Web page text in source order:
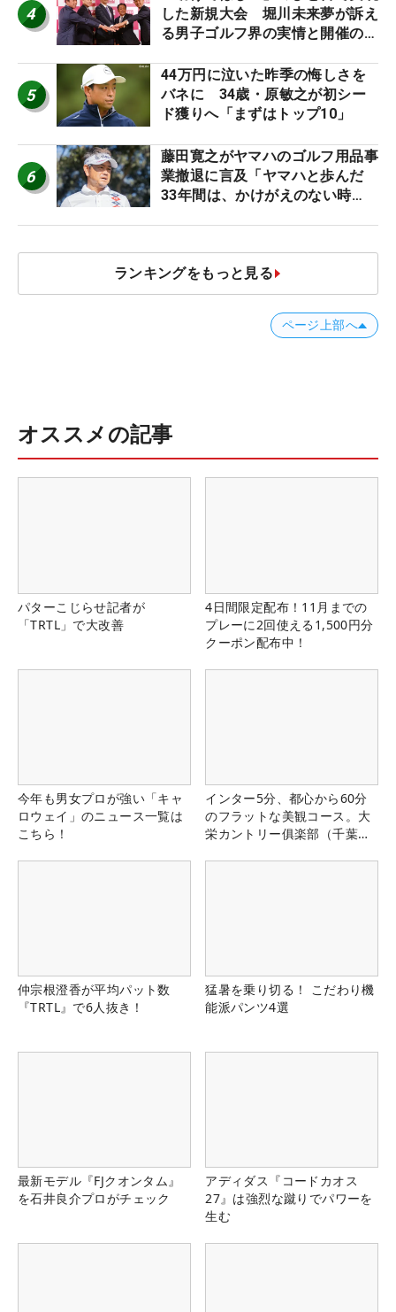
4
した新規大会 堀川未来夢が訴え
る男子ゴルフ界の実情と開催の舞
5
44万円に泣いた昨季の悔しさを
バネに 34歳・原敏之が初シー
ド獲りへ「まずはトップ10」
6
藤田寛之がヤマハのゴルフ用品事
業撤退に言及「ヤマハと歩んだ
33年間は、かけがえのない時
ランキングをもっと見る
ページ上部へ
オススメの記事
パターこじらせ記者が
「TRTL」で大改善
4日間限定配布！11月までの
プレーに2回使える1,500円分
クーポン配布中！
今年も男女プロが強い「キャ
ロウェイ」のニュース一覧は
こちら！
インター5分、都心から60分
のフラットな美観コース。大
栄カントリー俱楽部（千葉
仲宗根澄香が平均パット数
『TRTL』で6人抜き！
猛暑を乗り切る！ こだわり機
能派パンツ4選
最新モデル『FJクオンタム』
を石井良介プロがチェック
アディダス『コードカオス
27』は強烈な蹴りでパワーを
生む